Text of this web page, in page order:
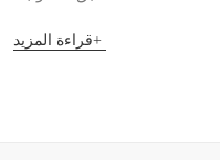
قراءة المزيد